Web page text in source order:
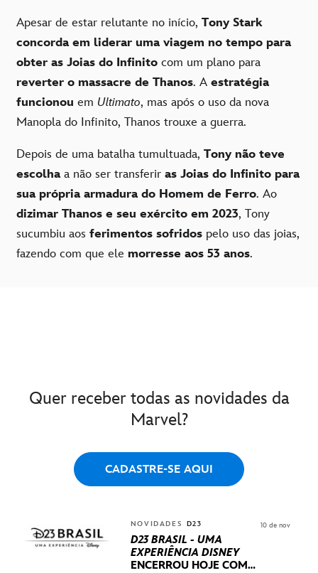
Apesar de estar relutante no início, Tony Stark
concorda em liderar uma viagem no tempo para
obter as Joias do Infinito com um plano para
reverter o massacre de Thanos. A estratégia
funcionou em Ultimato, mas após o uso da nova
Manopla do Infinito, Thanos trouxe a guerra.
Depois de uma batalha tumultuada, Tony não teve
escolha a não ser transferir as Joias do Infinito para
sua própria armadura do Homem de Ferro. Ao
dizimar Thanos e seu exército em 2023, Tony
sucumbiu aos ferimentos sofridos pelo uso das joias,
fazendo com que ele morresse aos 53 anos.
Quer receber todas as novidades da
Marvel?
CADASTRE-SE AQUI
NOVIDADES D23
D23 BRASIL - UMA
EXPERIÊNCIA DISNEY
ENCERROU HOJE COM
10 de nov